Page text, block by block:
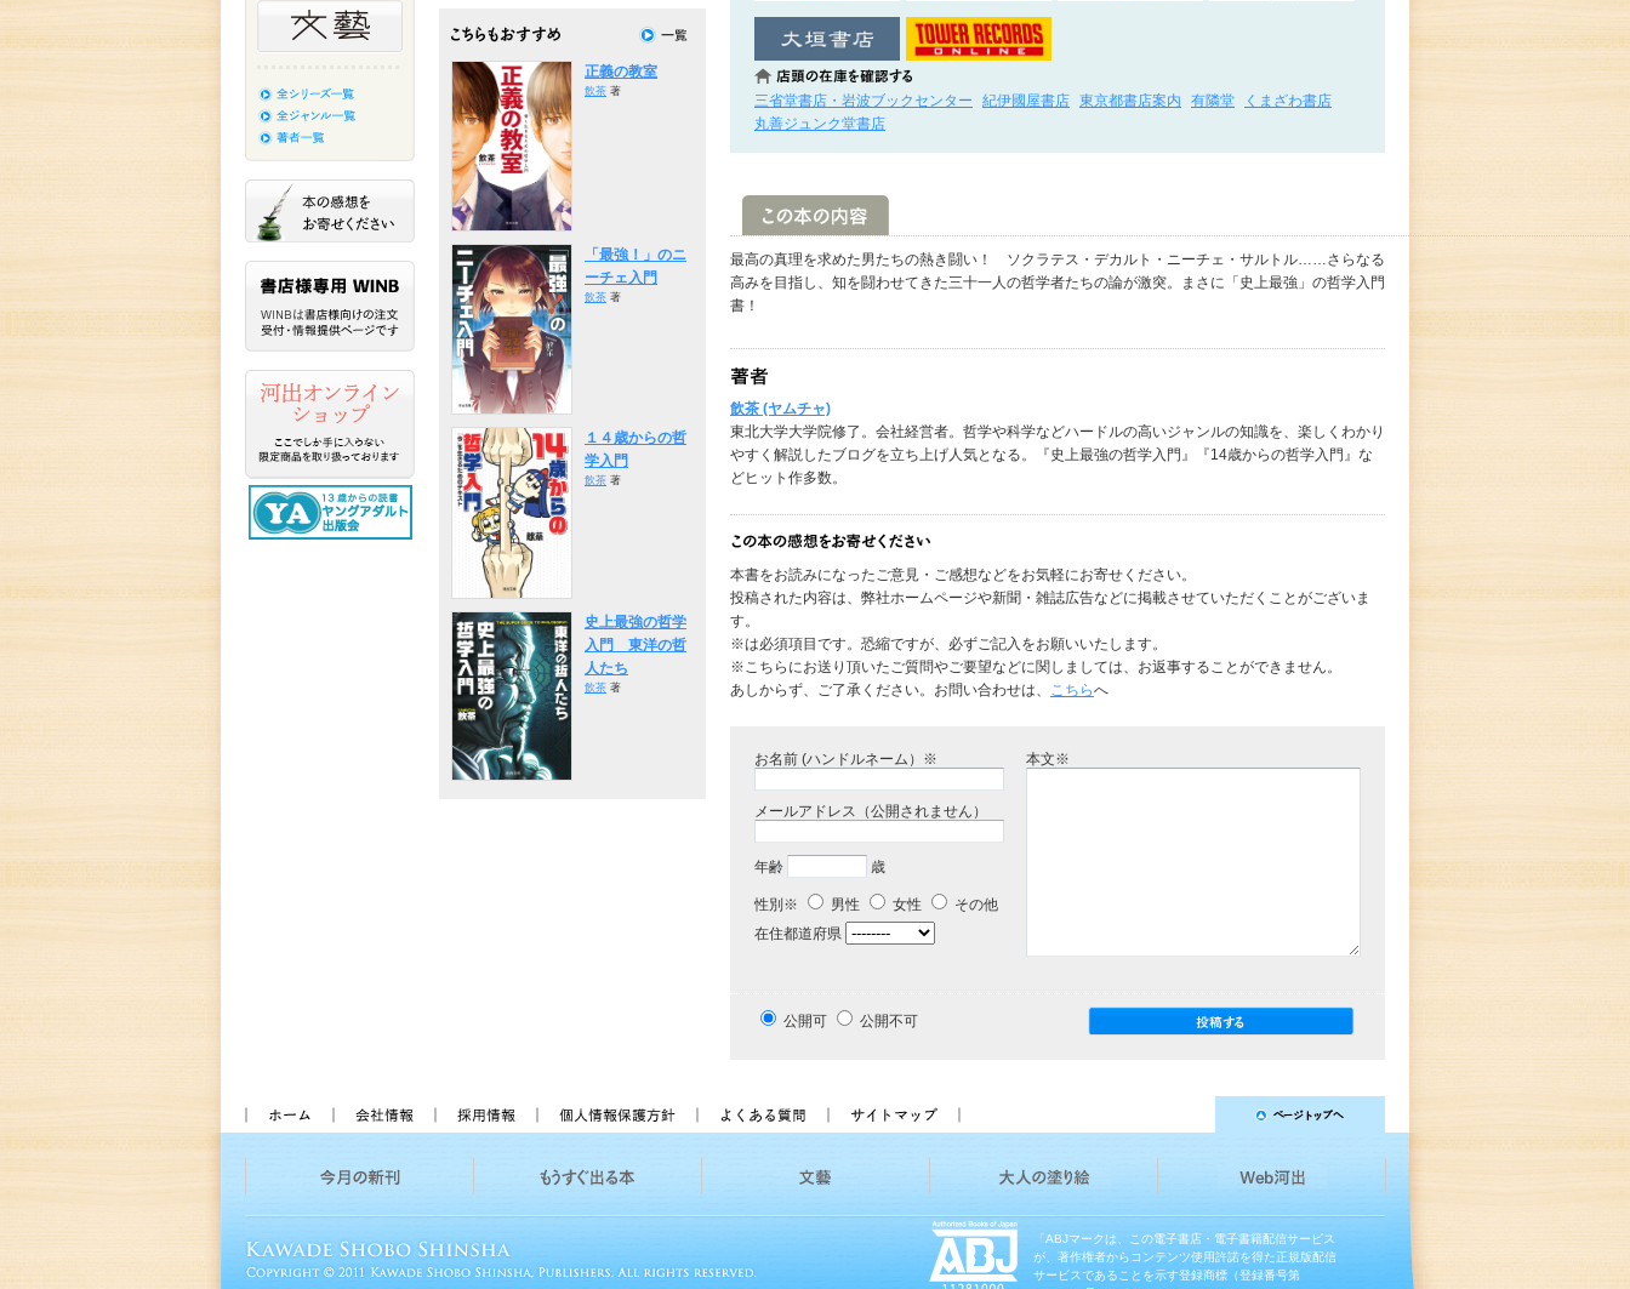
三省堂書店・岩波ブックセンター 紀伊國屋書店 東京都書店案内 有隣堂
くまざわ書店
丸善ジュンク堂書店
最高の真理を求めた男たちの熱き闘い！ ソクラテス・デカルト・ニーチェ・サルトル……さらなる
高みを目指し、知を闘わせてきた三十一人の哲学者たちの論が激突。まさに「史上最強」の哲学入門
書！
飲茶 (ヤムチャ)
東北大学大学院修了。会社経営者。哲学や科学などハードルの高いジャンルの知識を、楽しくわかり
やすく解説したブログを立ち上げ人気となる。『史上最強の哲学入門』『14歳からの哲学入門』な
どヒット作多数。
本書をお読みになったご意見・ご感想などをお気軽にお寄せください。
投稿された内容は、弊社ホームページや新聞・雑誌広告などに掲載させていただくことがございま
す。
※は必須項目です。恐縮ですが、必ずご記入をお願いいたします。
※こちらにお送り頂いたご質問やご要望などに関しましては、お返事することができません。
あしからず、ご了承ください。お問い合わせは、 こちらへ
お名前 (ハンドルネーム）※
メールアドレス（公開されません）
年齢 歳
性別※ 男性 女性
その他
在住都道府県
本文※
公開可 公開不可
正義の教室
飲茶 著
「最強！」のニ
ーチェ入門
飲茶 著
１４歳からの哲
学入門
飲茶 著
史上最強の哲学
入門 東洋の哲
人たち
飲茶 著
「ABJマークは、この電子書店・電子書籍配信サービス
が、著作権者からコンテンツ使用許諾を得た正規版配信
サービスであることを示す登録商標（登録番号第